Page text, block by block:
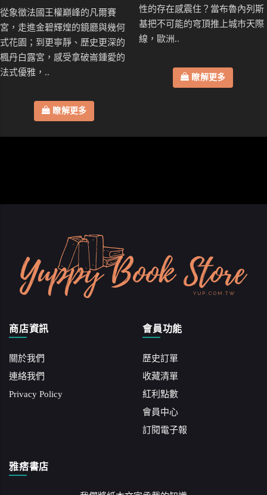
從象徵法國王權巔峰的凡爾賽
宮，走進金碧輝煌的鏡廳與幾何
式花園；到更寧靜、歷史更深的
楓丹白露宮，感受拿破崙鍾愛的
法式優雅，..
瞭解更多
性的存在感震住？當布魯內列斯
基把不可能的穹頂推上城市天際
線，歐洲..
瞭解更多
商店資訊
關於我們
連絡我們
Privacy Policy
會員功能
歷史訂單
收藏清單
紅利點數
會員中心
訂閱電子報
雅痞書店